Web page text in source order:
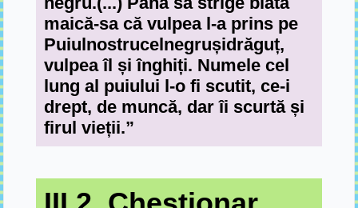
maică-sa că vulpea l-a prins pe
Puiulnostrucelnegrușidrăguț,
vulpea îl și înghiți. Numele cel
lung al puiului l-o fi scutit, ce-i
drept, de muncă, dar îi scurtă și
firul vieții.”